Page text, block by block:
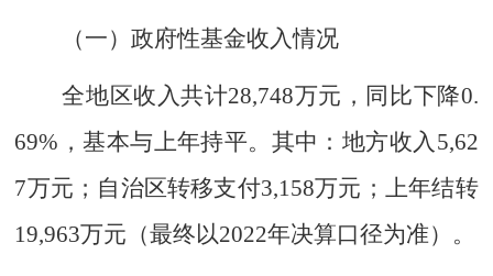
（一）政府性基金收入情况
全地区收入共计28,748万元， 同比下降0.
69% ，基本与上年持平。其中：地方收入 5,62
7万元 ； 自治区转移支付3,158万元 ；
上年结转
19,963万元（最终以2022年决算口径为准）。